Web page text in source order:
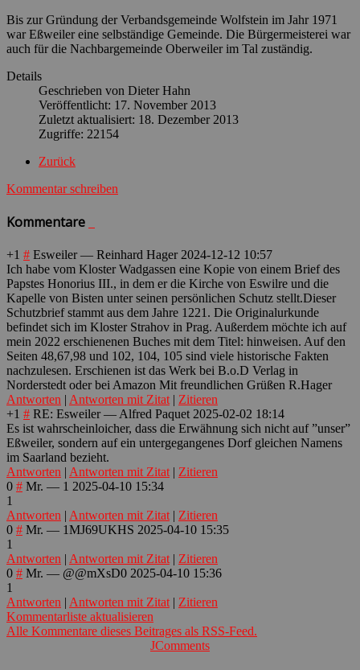
Bis zur Gründung der Verbandsgemeinde Wolfstein im Jahr 1971
war Eßweiler eine selbständige Gemeinde. Die Bürgermeisterei war
auch für die Nachbargemeinde Oberweiler im Tal zuständig.
Details
Geschrieben von Dieter Hahn
Veröffentlicht: 17. November 2013
Zuletzt aktualisiert: 18. Dezember 2013
Zugriffe: 22154
Zurück
Kommentar schreiben
Kommentare
+1 # Esweiler— Reinhard Hager 2024-12-12 10:57
Ich habe vom Kloster Wadgassen eine Kopie von einem Brief des
Papstes Honorius III., in dem er die Kirche von Eswilre und die
Kapelle von Bisten unter seinen persönlichen Schutz stellt.Dieser
Schutzbrief stammt aus dem Jahre 1221. Die Originalurkunde
befindet sich im Kloster Strahov in Prag. Außerdem möchte ich auf
mein 2022 erschienenen Buches mit dem Titel: hinweisen. Auf den
Seiten 48,67,98 und 102, 104, 105 sind viele historische Fakten
nachzulesen. Erschienen ist das Werk bei B.o.D Verlag in
Norderstedt oder bei Amazon Mit freundlichen Grüßen R.Hager
Antworten | Antworten mit Zitat | Zitieren
+1 # RE: Esweiler— Alfred Paquet 2025-02-02 18:14
Es ist wahrscheinloicher, dass die Erwähnung sich nicht auf ”unser”
Eßweiler, sondern auf ein untergegangenes Dorf gleichen Namens
im Saarland bezieht.
Antworten | Antworten mit Zitat | Zitieren
0 # Mr. — 1 2025-04-10 15:34
1
Antworten | Antworten mit Zitat | Zitieren
0 # Mr. — 1MJ69UKHS 2025-04-10 15:35
1
Antworten | Antworten mit Zitat | Zitieren
0 # Mr. — @@mXsD0 2025-04-10 15:36
1
Antworten | Antworten mit Zitat | Zitieren
Kommentarliste aktualisieren
Alle Kommentare dieses Beitrages als RSS-Feed.
JComments